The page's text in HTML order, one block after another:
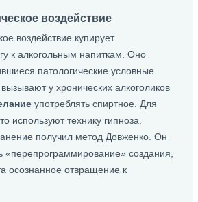
воздействие
воздействие купирует
к алкогольным напиткам. Оно
патологические условные
у хронических алкоголиков
употреблять спиртное. Для
используют технику гипноза.
получил метод Довженко. Он
«перепрограммирование» создания,
осознанное отвращение к